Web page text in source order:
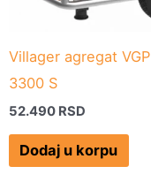
Villager agregat VGP
3300 S
52.490 RSD
Dodaj u korpu